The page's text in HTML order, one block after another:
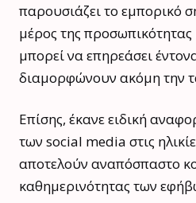
παρουσιάζει το εμπορικό
μέρος της
μπορεί να επηρεάσει
διαμορφώνουν ακόμη την
Επίσης, έκανε ειδική
των social media στις
αποτελούν αναπόσπαστο
καθημερινότητας των